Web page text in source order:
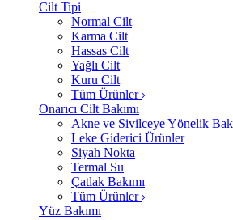
Cilt Tipi
Normal Cilt
Karma Cilt
Hassas Cilt
Yağlı Cilt
Kuru Cilt
Tüm Ürünler
Onarıcı Cilt Bakımı
Akne ve Sivilceye Yönelik
Leke Giderici Ürünler
Siyah Nokta
Termal Su
Çatlak Bakımı
Tüm Ürünler
Yüz Bakımı